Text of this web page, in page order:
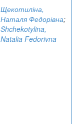
Щекотиліна,
Наталя Федорівна;
Shchekotylina,
Natalia Fedorivna